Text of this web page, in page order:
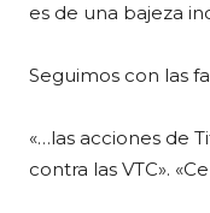
es de una bajeza
Seguimos con las
«…las acciones de
contra las VTC».